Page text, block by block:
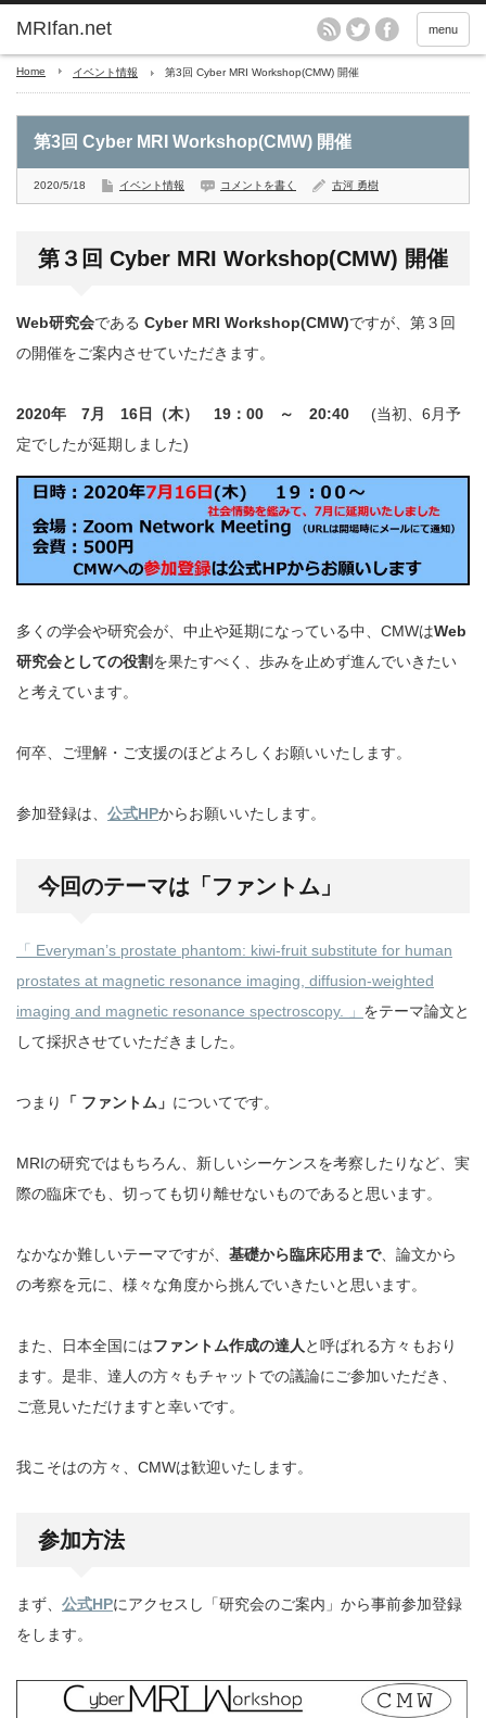
MRIfan.net menu
Home イベント情報 第3回 Cyber MRI Workshop(CMW) 開催
第3回 Cyber MRI Workshop(CMW) 開催
2020/5/18 イベント情報 コメントを書く 古河 勇樹
第３回 Cyber MRI Workshop(CMW) 開催
Web研究会である Cyber MRI Workshop(CMW)ですが、第３回
の開催をご案内させていただきます。
2020年 7月 16日（木） 19：00 ～ 20:40
(当初、6月予
定でしたが延期しました)
多くの学会や研究会が、中止や延期になっている中、CMWはWeb
研究会としての役割を果たすべく、歩みを止めず進んでいきたい
と考えています。
何卒、ご理解・ご支援のほどよろしくお願いいたします。
参加登録は、 公式HPからお願いいたします。
今回のテーマは「ファントム」
「 Everyman’s prostate phantom: kiwi-fruit substitute for human
prostates at magnetic resonance imaging, diffusion-weighted
imaging and magnetic resonance spectroscopy. 」 をテーマ論文と
して採択させていただきました。
つまり 「 ファントム」 についてです。
MRIの研究ではもちろん、新しいシーケンスを考察したりなど、実
際の臨床でも、切っても切り離せないものであると思います。
なかなか難しいテーマですが、 基礎から臨床応用まで、論文から
の考察を元に、様々な角度から挑んでいきたいと思います。
また、日本全国にはファントム作成の達人 と呼ばれる方々もおり
ます。是非、達人の方々もチャットでの議論にご参加いただき、
ご意見いただけますと幸いです。
我こそはの方々、CMWは歓迎いたします。
参加方法
まず、 公式HPにアクセスし「研究会のご案内」から事前参加登録
をします。